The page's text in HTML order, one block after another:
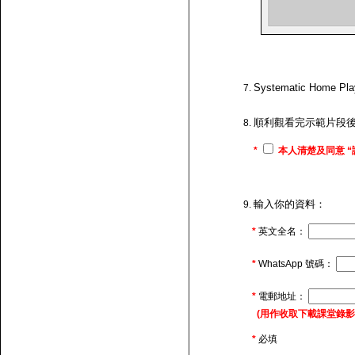
Systematic Home
順利觀看完示範片段
* 本人清楚及同意
輸入你的資料：
* 英文全名：
* WhatsApp 號碼：
* 電郵地址：
(用作收取下載課堂錄
* 必填